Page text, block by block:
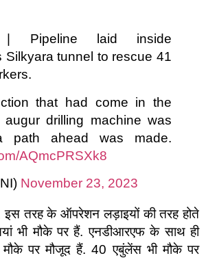
Pipeline laid inside
Silkyara tunnel to rescue 41
that had come in the
drilling machine was
path ahead was made.
AQmcPRSXk8
November 23, 2023
इस तरह के ऑपरेशन लड़ाइयों की तरह होते
भी मौके पर हैं. एनडीआरएफ के साथ ही
पर मौजूद हैं. 40 एबुंलेंस भी मौके पर